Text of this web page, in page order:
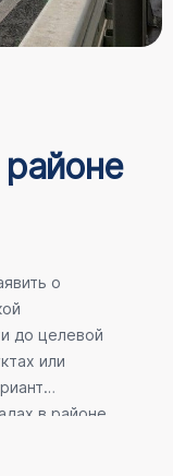
о
до целевой
или
в районе